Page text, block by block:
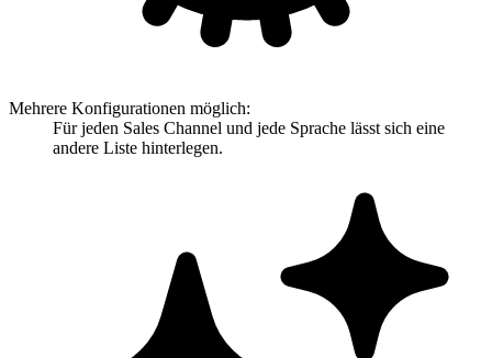
Mehrere Konfigurationen möglich:
Für jeden Sales Channel und jede Sprache lässt sich eine
andere Liste hinterlegen.